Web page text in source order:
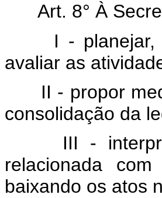
Art. 8° À
I - planejar,
avaliar as
II - propor
consolidação da
III -
relacionada
baixando os atos